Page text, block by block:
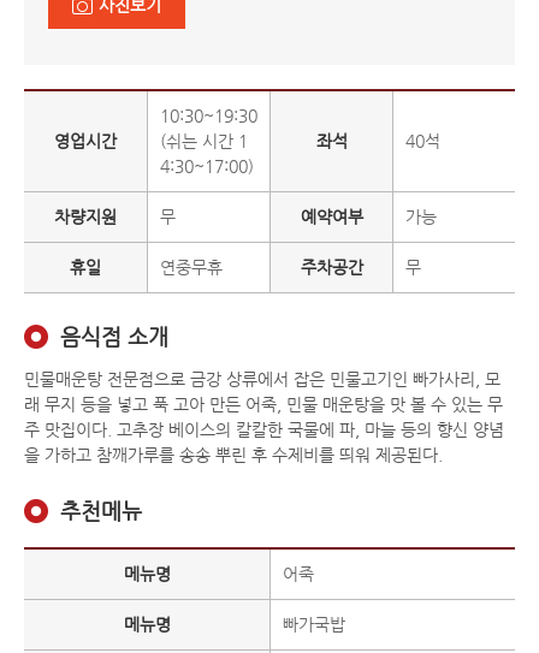
사진보기
영업시간
10:30~19:30
(쉬는 시간 1
4:30~17:00)
좌석 40석
차량지원 무 예약여부 가능
휴일 연중무휴 주차공간 무
음식점 소개
민물매운탕 전문점으로 금강 상류에서 잡은 민물고기인 빠가사리, 모
래 무지 등을 넣고 푹 고아 만든 어죽, 민물 매운탕을 맛 볼 수 있는 무
주 맛집이다. 고추장 베이스의 칼칼한 국물에 파, 마늘 등의 향신 양념
을 가하고 참깨가루를 송송 뿌린 후 수제비를 띄워 제공된다.
추천메뉴
메뉴명 어죽
메뉴명 빠가국밥